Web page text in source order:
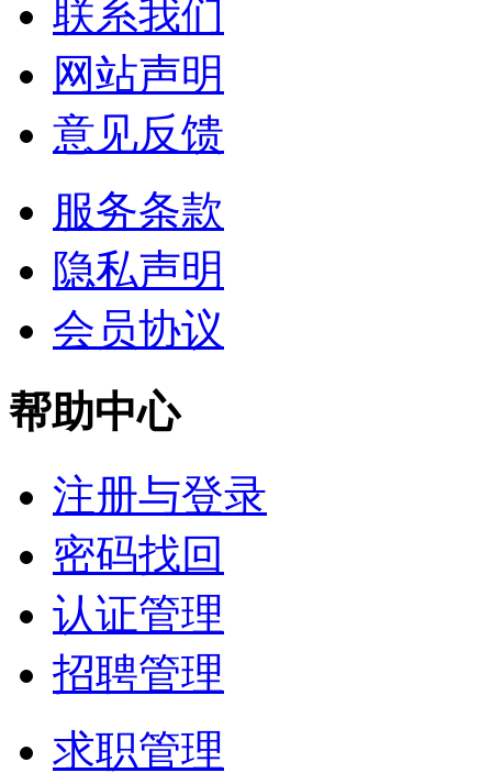
联系我们
网站声明
意见反馈
服务条款
隐私声明
会员协议
帮助中心
注册与登录
密码找回
认证管理
招聘管理
求职管理